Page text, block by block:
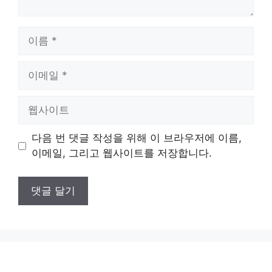
트
다음 번 댓글 작성을 위해 이 브라우저에 이름,
이메일, 그리고 웹사이트를 저장합니다.